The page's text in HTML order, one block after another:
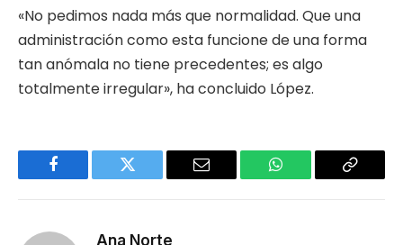
«No pedimos nada más que normalidad. Que una
administración como esta funcione de una forma
tan anómala no tiene precedentes; es algo
totalmente irregular», ha concluido López.
Facebook Twitter Email WhatsApp Copy
Ana Norte